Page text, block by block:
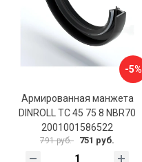
-5%
Армированная манжета
DINROLL TC 45 75 8 NBR70
2001001586522
791 руб. 751 руб.